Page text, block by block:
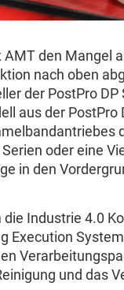
den Mangel
nach oben
der PostPro
aus der
oder eine
in den
Industrie 4.0
Execution
und das